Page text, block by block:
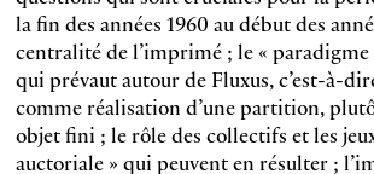
la fin des années 1960 au début des
centralité de l’imprimé ; le «
qui prévaut autour de Fluxus, c’est-à-
comme réalisation d’une partition,
objet fini ; le rôle des collectifs et les
auctoriale » qui peuvent en résulter ;